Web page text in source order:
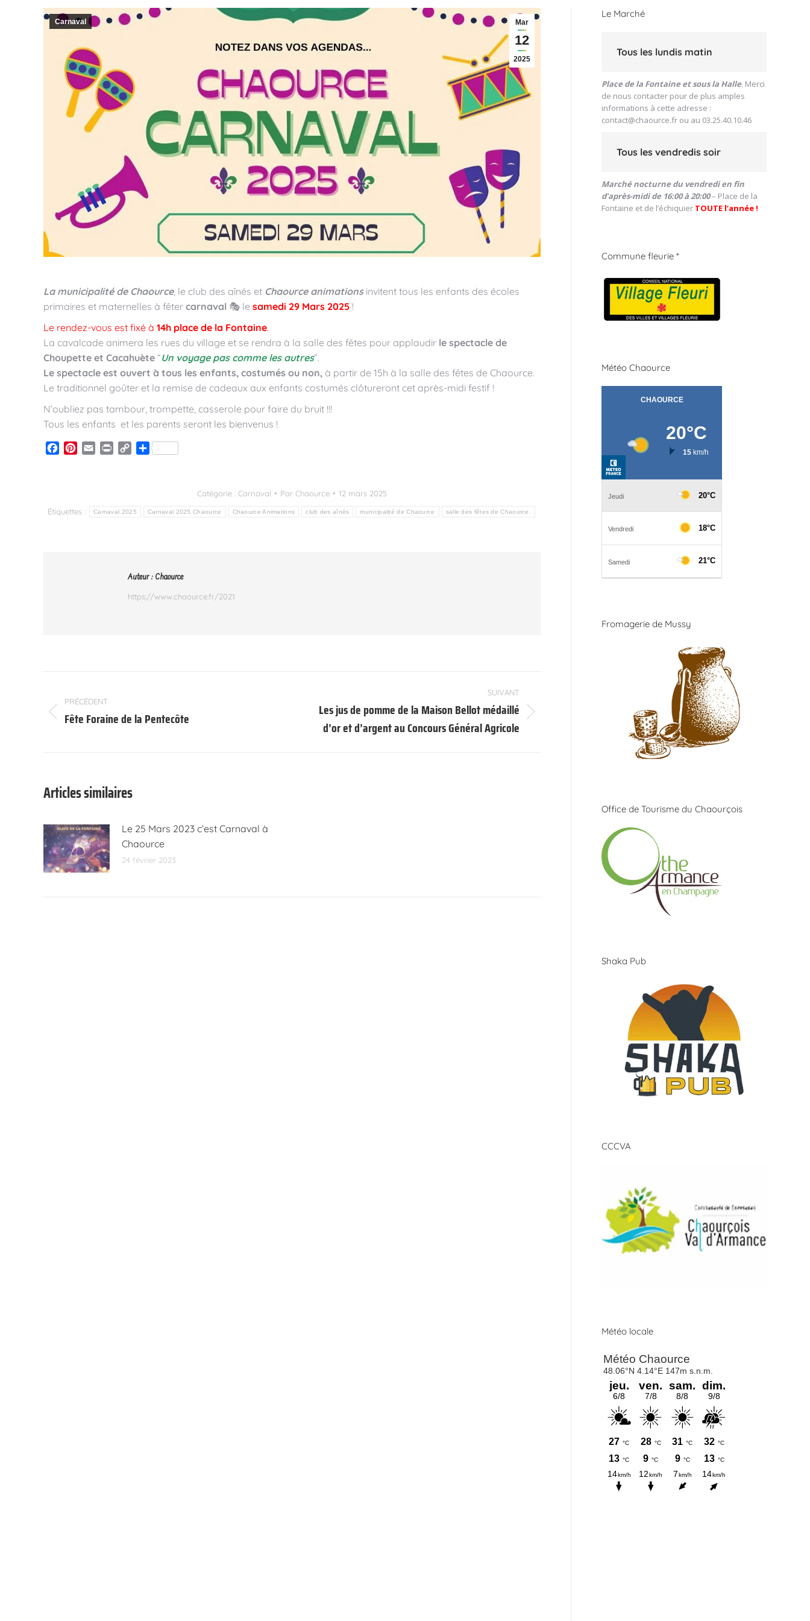
Mar
12
2025
Carnaval
La municipalité de Chaource, le club des aînés et Chaource animationsinvitent tous les enfants des écoles
primaires et maternelles à fêter carnaval 🎭 le samedi 29 Mars 2025 !
Le rendez-vous est fixé à 14h place de la Fontaine.
La cavalcade animera les rues du village et se rendra à la salle des fêtes pour applaudir le spectacle de
Choupette et Cacahuète “Un voyage pas comme les autres”.
Le spectacle est ouvert à tous les enfants, costumés ou non, à partir de 15h à la salle des fêtes de Chaource.
Le traditionnel goûter et la remise de cadeaux aux enfants costumés clôtureront cet après-midi festif !
N’oubliez pas tambour, trompette, casserole pour faire du bruit !!!
Tous les enfants et les parents seront les bienvenus !
Facebook
Pinterest
Email Print
CopyPartager
Catégorie : Carnaval Par Chaource
12 mars 2025
Étiquettes :
Carnaval 2025 Carnaval 2025 Chaource Chaource Animations club des aînés municipalité de Chaource salle des fêtes de Chaource.
Auteur : Chaource
https://www.chaource.fr/2021
article
PRÉCÉDENT
Article
Fête Foraine de la Pentecôte
SUIVANT
Article
suivant
Les jus de pomme de la Maison Bellot médaillé
d’or et d’argent au Concours Général Agricole
Articles similaires
Le 25 Mars 2023 c’est Carnaval à
Chaource
24 février 2023
Le Marché
Tous les lundis matin
Place de la Fontaine et sous la Halle. Merci
de nous contacter pour de plus amples
informations à cette adresse :
contact@chaource.fr ou au 03.25.40.10.46
Tous les vendredis soir
Marché nocturne du vendredi en fin
d’après-midi de 16:00 à 20:00– Place de la
Fontaine et de l’échiquier TOUTE l’année !
Commune fleurie *
Météo Chaource
Fromagerie de Mussy
Office de Tourisme du Chaourçois
Shaka Pub
CCCVA
Météo locale